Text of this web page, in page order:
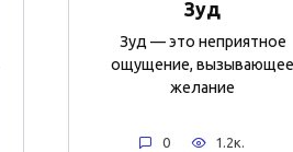
Зуд
Зуд — это неприятное
ощущение, вызывающее
желание
0 1.2к.